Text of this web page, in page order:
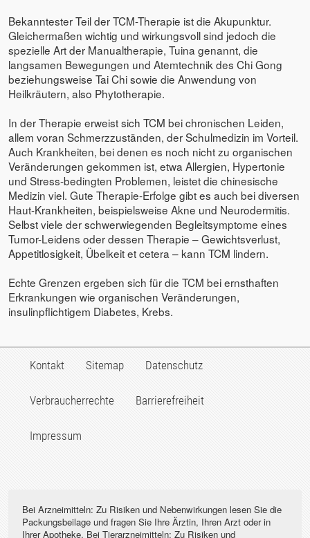
Bekanntester Teil der TCM-Therapie ist die Akupunktur.
Gleichermaßen wichtig und wirkungsvoll sind jedoch die
spezielle Art der Manualtherapie, Tuina genannt, die
langsamen Bewegungen und Atemtechnik des Chi Gong
beziehungsweise Tai Chi sowie die Anwendung von
Heilkräutern, also Phytotherapie.
In der Therapie erweist sich TCM bei chronischen Leiden,
allem voran Schmerzzuständen, der Schulmedizin im Vorteil.
Auch Krankheiten, bei denen es noch nicht zu organischen
Veränderungen gekommen ist, etwa Allergien, Hypertonie
und Stress-bedingten Problemen, leistet die chinesische
Medizin viel. Gute Therapie-Erfolge gibt es auch bei diversen
Haut-Krankheiten, beispielsweise Akne und Neurodermitis.
Selbst viele der schwerwiegenden Begleitsymptome eines
Tumor-Leidens oder dessen Therapie – Gewichtsverlust,
Appetitlosigkeit, Übelkeit et cetera – kann TCM lindern.
Echte Grenzen ergeben sich für die TCM bei ernsthaften
Erkrankungen wie organischen Veränderungen,
insulinpflichtigem Diabetes, Krebs.
Kontakt Sitemap Datenschutz
Verbraucherrechte Barrierefreiheit
Impressum
Bei Arzneimitteln: Zu Risiken und Nebenwirkungen lesen Sie die
Packungsbeilage und fragen Sie Ihre Ärztin, Ihren Arzt oder in
Ihrer Apotheke. Bei Tierarzneimitteln: Zu Risiken und